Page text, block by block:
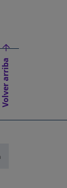
PESTAÑA
UNA
Volver arriba